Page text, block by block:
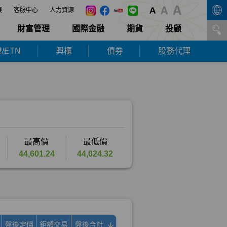
客服中心 人力資源
財富管理 國際金融 期貨 投顧
ETN 興櫃 債券 股務代理